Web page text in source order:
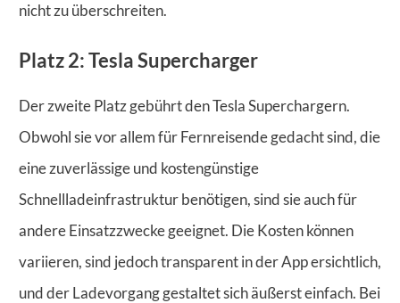
nicht zu überschreiten.
Platz 2: Tesla Supercharger
Der zweite Platz gebührt den Tesla Superchargern.
Obwohl sie vor allem für Fernreisende gedacht sind, die
eine zuverlässige und kostengünstige
Schnellladeinfrastruktur benötigen, sind sie auch für
andere Einsatzzwecke geeignet. Die Kosten können
variieren, sind jedoch transparent in der App ersichtlich,
und der Ladevorgang gestaltet sich äußerst einfach. Bei